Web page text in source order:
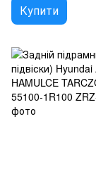
Купити